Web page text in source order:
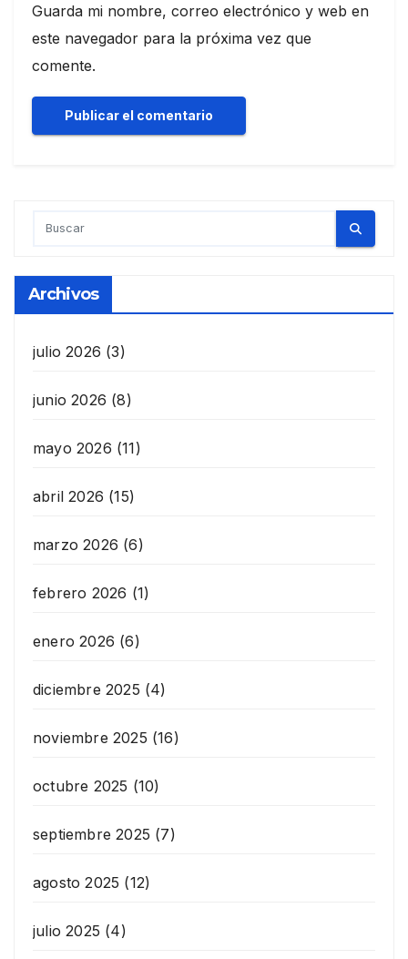
Guarda mi nombre, correo electrónico y web en
este navegador para la próxima vez que
comente.
Archivos
julio 2026 (3)
junio 2026 (8)
mayo 2026 (11)
abril 2026 (15)
marzo 2026 (6)
febrero 2026 (1)
enero 2026 (6)
diciembre 2025 (4)
noviembre 2025 (16)
octubre 2025 (10)
septiembre 2025 (7)
agosto 2025 (12)
julio 2025 (4)